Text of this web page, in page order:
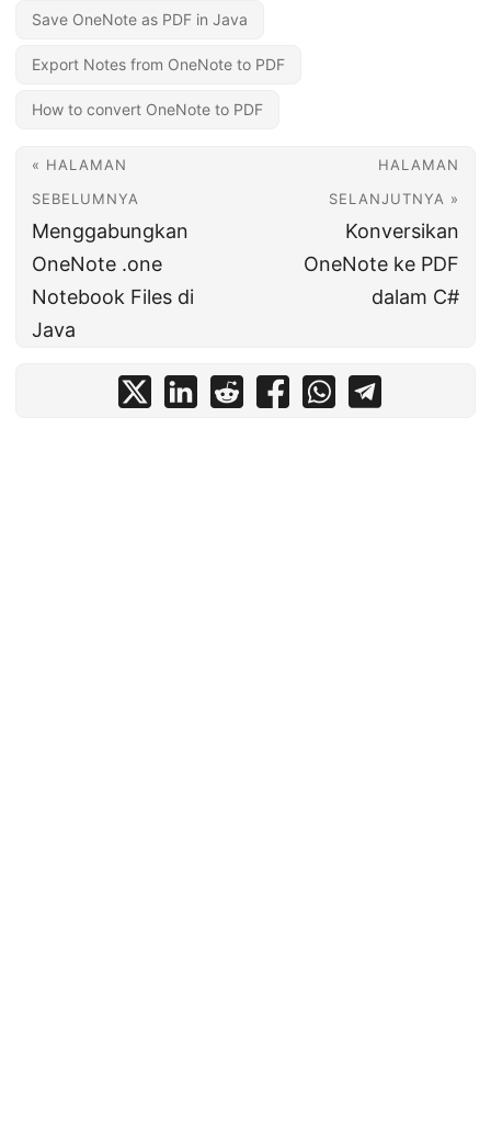
Save OneNote as PDF in Java
Export Notes from OneNote to PDF
How to convert OneNote to PDF
« HALAMAN
SEBELUMNYA
Menggabungkan
OneNote .one
Notebook Files di
Java
HALAMAN
SELANJUTNYA »
Konversikan
OneNote ke PDF
dalam C#